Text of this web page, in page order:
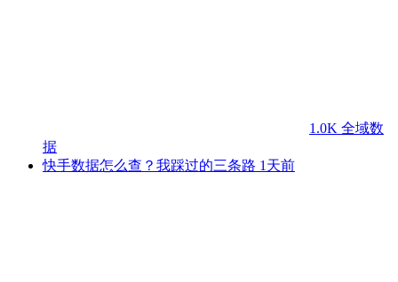
1.0K 全域数
据
快手数据怎么查？我踩过的三条路 1天前